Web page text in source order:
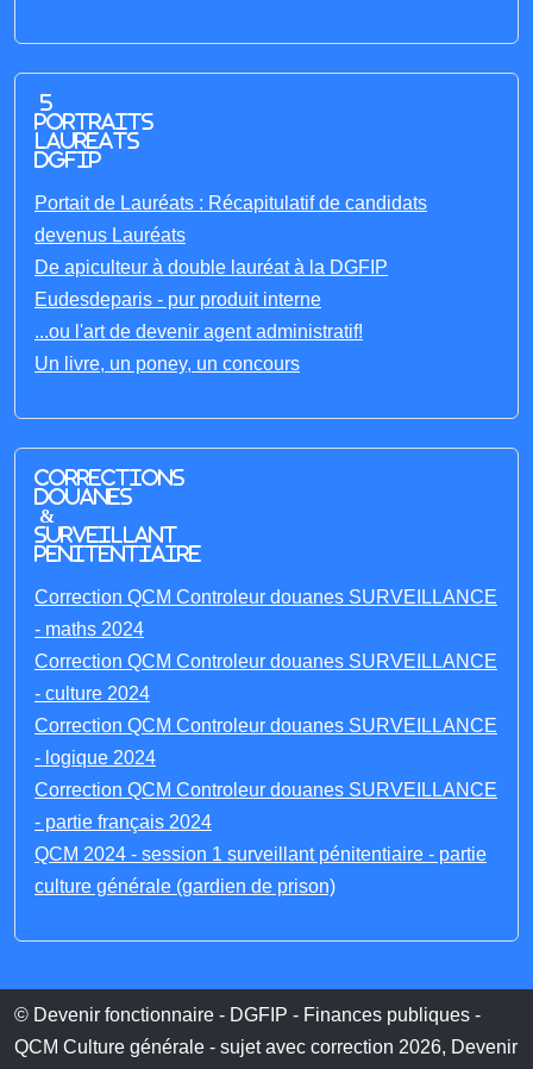
5
portraits
laureats
DGFIP
Portait de Lauréats : Récapitulatif de candidats
devenus Lauréats
De apiculteur à double lauréat à la DGFIP
Eudesdeparis - pur produit interne
...ou l'art de devenir agent administratif!
Un livre, un poney, un concours
Corrections
Douanes
&
Surveillant
penitentiaire
Correction QCM Controleur douanes SURVEILLANCE
- maths 2024
Correction QCM Controleur douanes SURVEILLANCE
- culture 2024
Correction QCM Controleur douanes SURVEILLANCE
- logique 2024
Correction QCM Controleur douanes SURVEILLANCE
- partie français 2024
QCM 2024 - session 1 surveillant pénitentiaire - partie
culture générale (gardien de prison)
© Devenir fonctionnaire - DGFIP - Finances publiques -
QCM Culture générale - sujet avec correction 2026, Devenir